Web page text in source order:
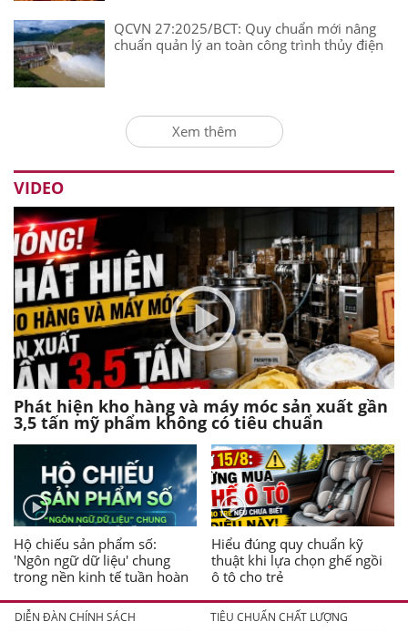
QCVN 27:2025/BCT: Quy chuẩn mới nâng
chuẩn quản lý an toàn công trình thủy điện
Xem thêm
VIDEO
Phát hiện kho hàng và máy móc sản xuất gần
3,5 tấn mỹ phẩm không có tiêu chuẩn
Hộ chiếu sản phẩm số:
'Ngôn ngữ dữ liệu' chung
trong nền kinh tế tuần hoàn
Hiểu đúng quy chuẩn kỹ
thuật khi lựa chọn ghế ngồi
ô tô cho trẻ
DIỄN ĐÀN CHÍNH SÁCH
TIÊU CHUẨN CHẤT LƯỢNG